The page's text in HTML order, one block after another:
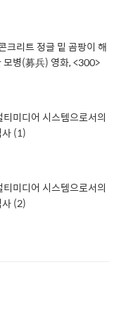
리트 정글 밑 곰팡이 해
모병(募兵) 영화, <300>
미디어 시스템으로서의
(1)
미디어 시스템으로서의
(2)